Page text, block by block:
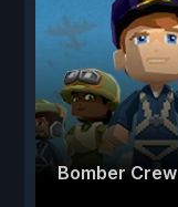
Bomber Crew